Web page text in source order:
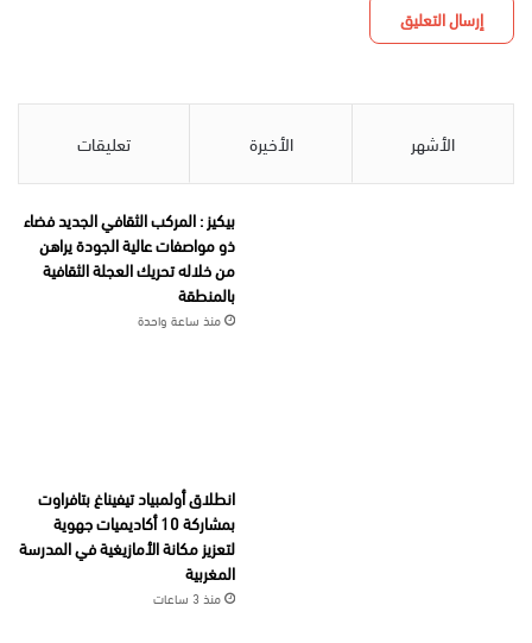
الأشهر الأخيرة تعليقات
بيكيز : المركب الثقافي الجديد فضاء
ذو مواصفات عالية الجودة يراهن
من خلاله تحريك العجلة الثقافية
بالمنطقة
منذ ساعة واحدة
انطلاق أولمبياد تيفيناغ بتافراوت
بمشاركة 10 أكاديميات جهوية
لتعزيز مكانة الأمازيغية في المدرسة
المغربية
منذ 3 ساعات